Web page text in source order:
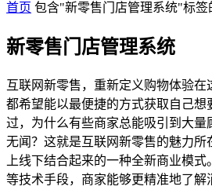
首页 包含"新零售门店管理系统"标签
新零售门店管理系统
互联网新零售，重新定义购物体验在
都希望能以最便捷的方式获取自己想
过，为什么有些商家总能吸引到大量
无闻？这就是互联网新零售的魅力所
上线下结合起来的一种全新商业模
等技术手段，商家能够更精准地了解